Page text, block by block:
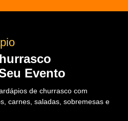
Evento
de churrasco com
carnes, saladas, sobremesas e